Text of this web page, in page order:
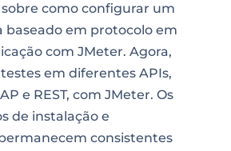
sobre como configurar um
baseado em protocolo em
com JMeter. Agora,
em diferentes APIs,
e REST, com JMeter. Os
de instalação e
consistentes